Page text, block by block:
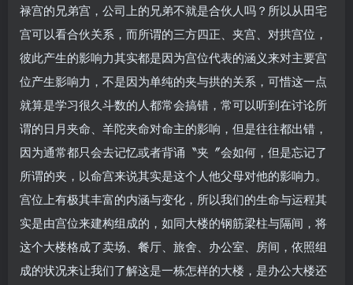
禄宫的兄弟宫，公司上的兄弟不就是合伙人吗？所以从田宅
宫可以看合伙关系，而所谓的三方四正、夹宫、对拱宫位，
彼此产生的影响力其实都是因为宫位代表的涵义来对主要宫
位产生影响力，不是因为单纯的夹与拱的关系，可惜这一点
就算是学习很久斗数的人都常会搞错，常可以听到在讨论所
谓的日月夹命、羊陀夹命对命主的影响，但是往往都出错，
因为通常都只会去记忆或者背诵〝夹〞会如何，但是忘记了
所谓的夹，以命宫来说其实是这个人他父母对他的影响力。
宫位上有极其丰富的内涵与变化，所以我们的生命与运程其
实是由宫位来建构组成的，如同大楼的钢筋梁柱与隔间，将
这个大楼格成了卖场、餐厅、旅舍、办公室、房间，依照组
成的状况来让我们了解这是一栋怎样的大楼，是办公大楼还